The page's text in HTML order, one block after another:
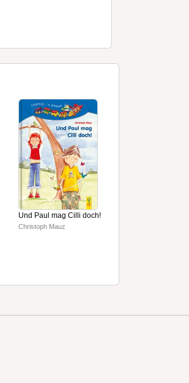
Und Paul mag Cilli doch!
Christoph Mauz